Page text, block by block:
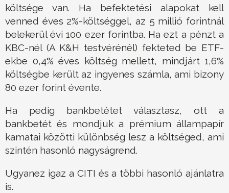
költsége van. Ha befektetési alapokat kell
venned éves 2%-költséggel, az 5 millió forintnál
belekerül évi 100 ezer forintba. Ha ezt a pénzt a
KBC-nél (A K&H testvérénél) fekteted be ETF-
ekbe 0,4% éves költség mellett, mindjárt 1,6%
költségbe került az ingyenes számla, ami bizony
80 ezer forint évente.
Ha pedig bankbetétet választasz, ott a
bankbetét és mondjuk a prémium állampapír
kamatai közötti különbség lesz a költséged, ami
szintén hasonló nagyságrend.
Ugyanez igaz a CITI és a többi hasonló ajánlatra
is.